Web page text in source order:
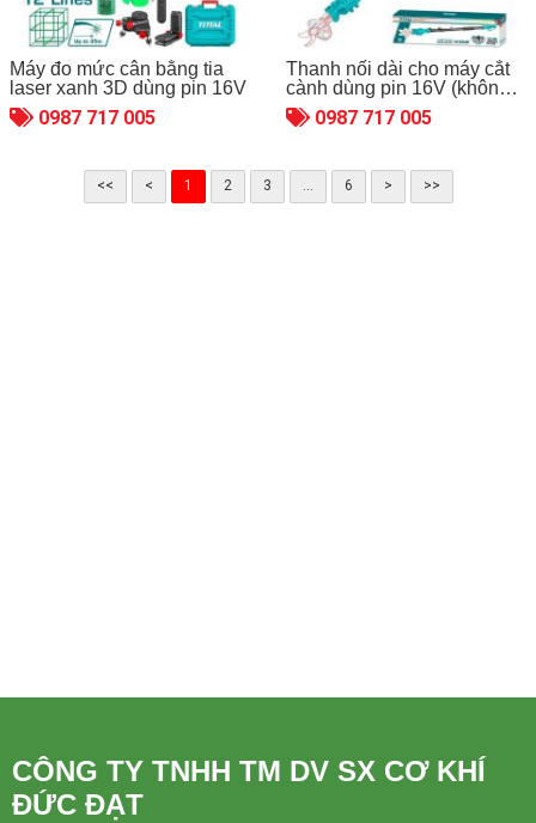
Máy đo mức cân bằng tia
laser xanh 3D dùng pin 16V
0987 717 005
Thanh nối dài cho máy cắt
cành dùng pin 16V (không
kèm pin & sạc)
0987 717 005
<< < 1 2 3 ... 6 > >>
CÔNG TY TNHH TM DV SX CƠ KHÍ
ĐỨC ĐẠT